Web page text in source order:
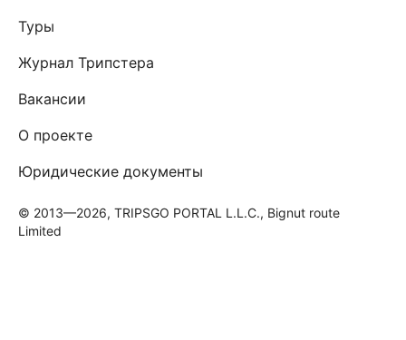
Туры
Журнал Трипстера
Вакансии
О проекте
Юридические документы
© 2013—2026, TRIPSGO PORTAL L.L.C., Bignut route
Limited